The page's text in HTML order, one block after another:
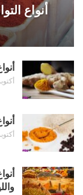
أنواع
أكتوبر 11, 2021
أكتوبر 11, 2021